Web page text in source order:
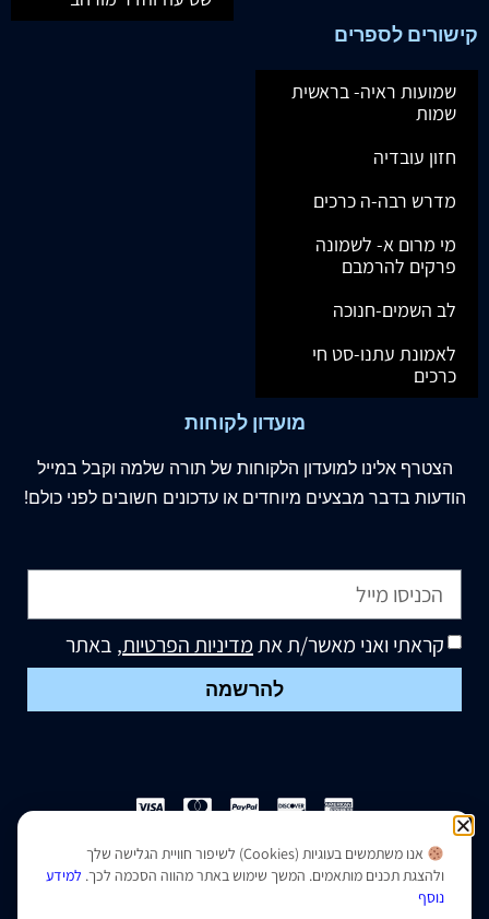
קישורים לספרים
שמועות ראיה- בראשית
שמות
חזון עובדיה
מדרש רבה-ה כרכים
מי מרום א- לשמונה
פרקים להרמבם
לב השמים-חנוכה
לאמונת עתנו-סט חי
כרכים
מועדון לקוחות
הצטרף אלינו למועדון הלקוחות של תורה שלמה וקבל במייל
הודעות בדבר מבצעים מיוחדים או עדכונים חשובים לפני כולם!
קראתי ואני מאשר/ת אתמדיניות הפרטיות, באתר
להרשמה
הצהרת נגישות|מדיניות פרטיות
אנו משתמשים בעוגיות (Cookies) לשיפור חוויית הגלישה שלך
ולהצגת תכנים מותאמים. המשך שימוש באתר מהווה הסכמה לכך. למידע
נוסף